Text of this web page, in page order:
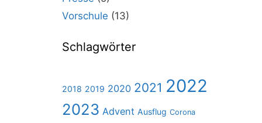
Vorschule (13)
Schlagwörter
2018 2019 2020 2021 2022
2023 Advent Ausflug Corona